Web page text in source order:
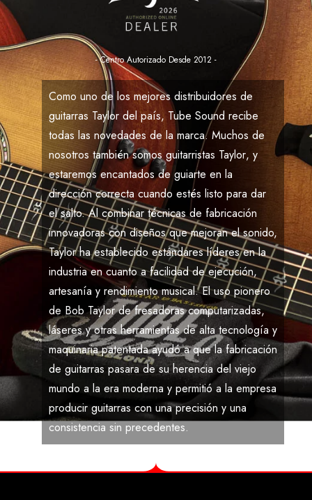
- Centro Autorizado Desde 2012 -
Como uno de los mejores distribuidores de
guitarras Taylor del país, Tube Sound recibe
todas las novedades de la marca. Muchos de
nosotros también somos guitarristas Taylor, y
estaremos encantados de guiarte en la
dirección correcta cuando estés listo para dar
el salto. Al combinar técnicas de fabricación
innovadoras con diseños que mejoran el sonido,
Taylorha establecido estándares líderes en la
industria en cuanto a facilidad de ejecución,
artesanía y rendimiento musical. El uso pionero
de Bob Taylorde fresadoras computarizadas,
láseres y otras herramientas de alta tecnología y
maquinaria patentada ayudó a que la fabricación
de guitarras pasara de su herencia del viejo
mundo a la era moderna y permitió a la empresa
producir guitarras con una precisión y una
consistencia sin precedentes.